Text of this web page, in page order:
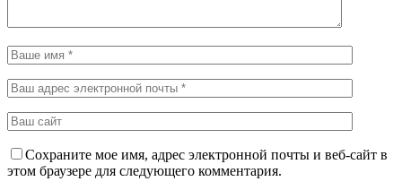
Сохраните мое имя, адрес электронной почты и веб-сайт в
этом браузере для следующего комментария.